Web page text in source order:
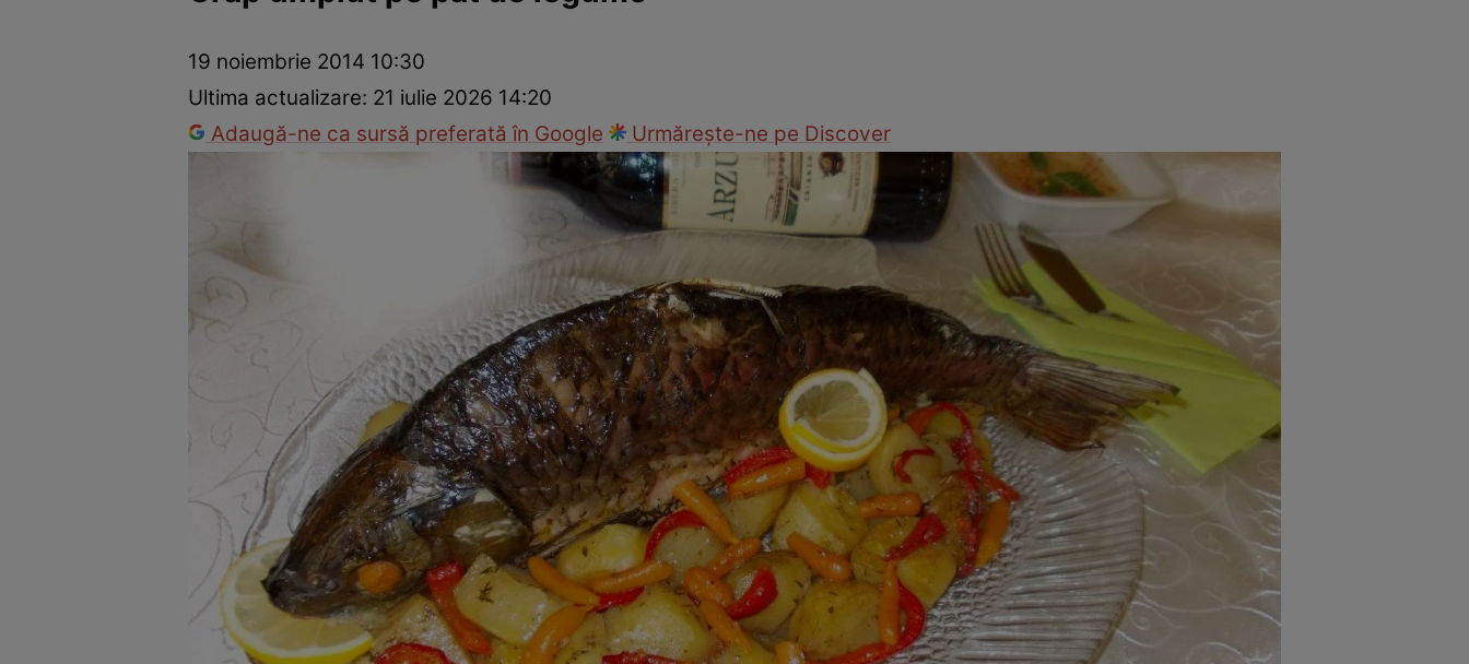
Mâncăruri rapideRețete cu legume
19 noiembrie 2014 10:30
Ultima actualizare: 21 iulie 2026 14:20
Adaugă-ne ca sursă preferată în Google
Urmărește-ne pe Discover